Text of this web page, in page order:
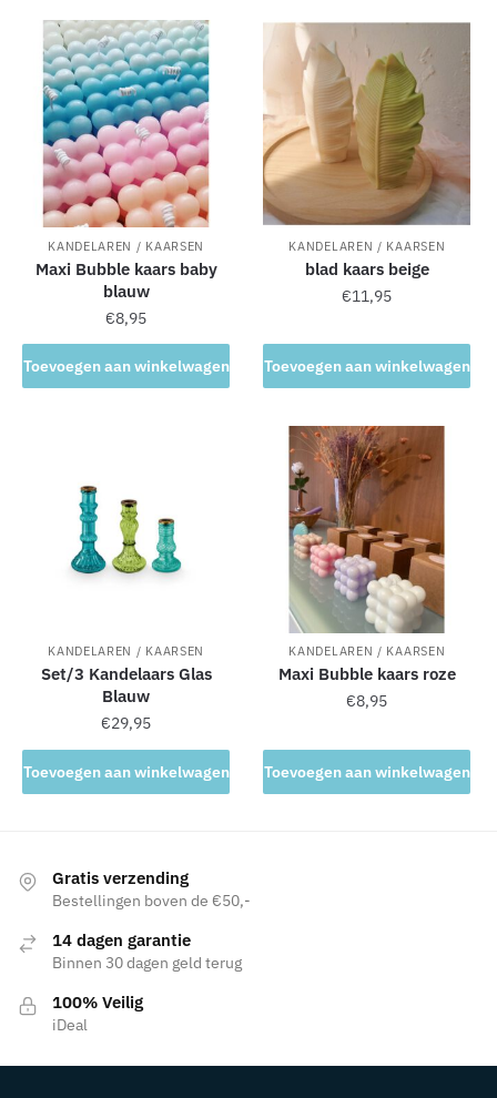
KANDELAREN / KAARSEN
Maxi Bubble kaars baby
blauw
€8,95
Toevoegen aan winkelwagen
KANDELAREN / KAARSEN
blad kaars beige
€11,95
Toevoegen aan winkelwagen
KANDELAREN / KAARSEN
Set/3 Kandelaars Glas
Blauw
€29,95
Toevoegen aan winkelwagen
KANDELAREN / KAARSEN
Maxi Bubble kaars roze
€8,95
Toevoegen aan winkelwagen
Gratis verzending
Bestellingen boven de €50,-
14 dagen garantie
Binnen 30 dagen geld terug
100% Veilig
iDeal